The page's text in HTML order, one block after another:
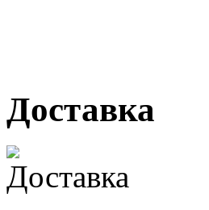
Доставка